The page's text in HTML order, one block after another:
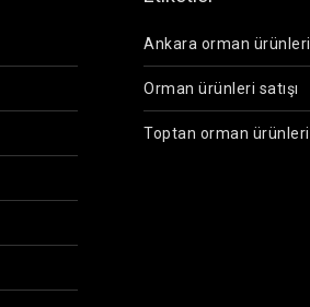
Ankara orman ürünleri
Orman ürünleri satışı
Toptan orman ürünleri